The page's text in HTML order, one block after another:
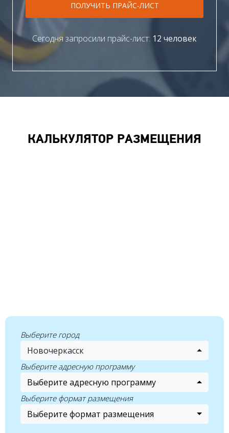
ПОЛУЧИТЬ ПРАЙС-ЛИСТ
Сегодня запросили прайс-лист: 12 человек
КАЛЬКУЛЯТОР РАЗМЕЩЕНИЯ
Выберите город
Новочеркасск
Выберите адресную программу
Выберите адресную программу
Выберите формат размещения
Выберите формат размещения